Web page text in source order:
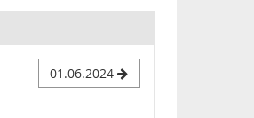
01.06.2024